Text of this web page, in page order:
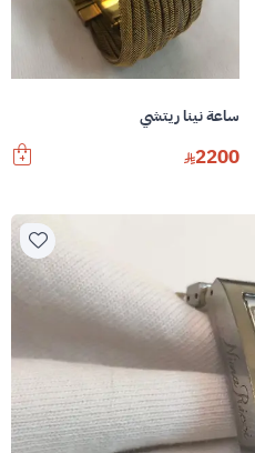
ساعة نينا ريتشي
2200